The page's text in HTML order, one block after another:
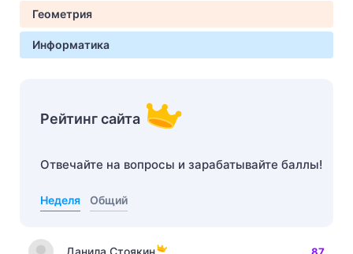
Геометрия
Информатика
Рейтинг сайта
Отвечайте на вопросы и зарабатывайте баллы!
Неделя Общий
Данила Стоякин